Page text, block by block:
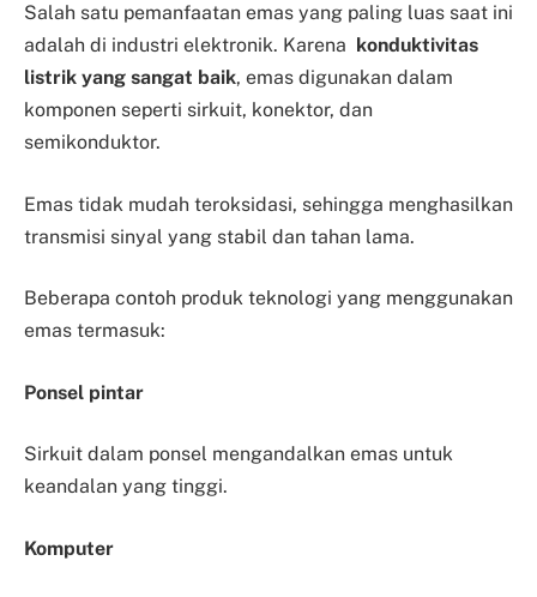
Salah satu pemanfaatan emas yang paling luas saat ini
adalah di industri elektronik. Karena konduktivitas
listrik yang sangat baik, emas digunakan dalam
komponen seperti sirkuit, konektor, dan
semikonduktor.
Emas tidak mudah teroksidasi, sehingga menghasilkan
transmisi sinyal yang stabil dan tahan lama.
Beberapa contoh produk teknologi yang menggunakan
emas termasuk:
Ponsel pintar
Sirkuit dalam ponsel mengandalkan emas untuk
keandalan yang tinggi.
Komputer